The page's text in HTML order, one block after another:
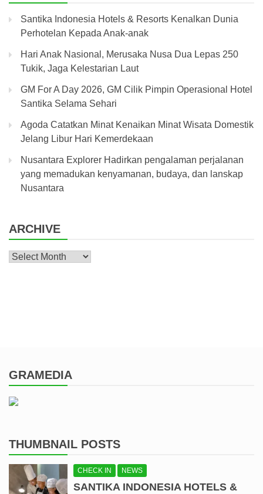
Santika Indonesia Hotels & Resorts Kenalkan Dunia
Perhotelan Kepada Anak-anak
Hari Anak Nasional, Merusaka Nusa Dua Lepas 250
Tukik, Jaga Kelestarian Laut
GM For A Day 2026, GM Cilik Pimpin Operasional Hotel
Santika Selama Sehari
Agoda Catatkan Minat Kenaikan Minat Wisata Domestik
Jelang Libur Hari Kemerdekaan
Nusantara Explorer Hadirkan pengalaman perjalanan
yang memadukan kenyamanan, budaya, dan lanskap
Nusantara
ARCHIVE
Archive
GRAMEDIA
THUMBNAIL POSTS
CHECK IN NEWS
SANTIKA INDONESIA HOTELS &